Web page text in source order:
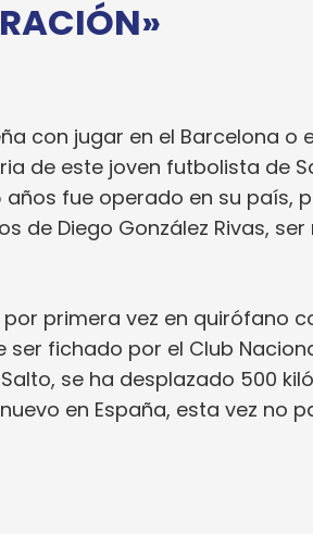
con jugar en el Barcelona o
de este joven futbolista de
fue operado en su país,
de Diego González Rivas,
primera vez en quirófano
fichado por el Club
se ha desplazado 500
en España, esta vez no